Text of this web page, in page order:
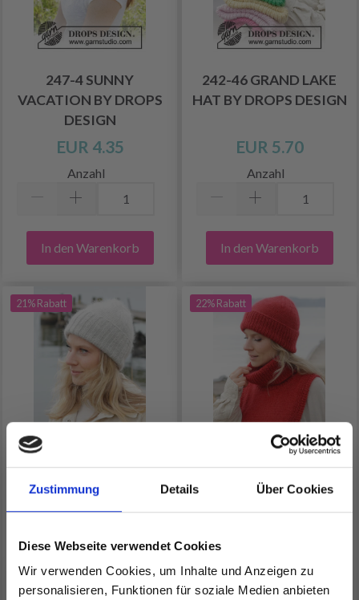
Zustimmung Details Über Cookies
Diese Webseite verwendet Cookies
Wir verwenden Cookies, um Inhalte und Anzeigen zu
personalisieren, Funktionen für soziale Medien anbieten
247-4 SUNNY
VACATION BY DROPS
DESIGN
EUR 4.35
Anzahl
In den Warenkorb
242-46 GRAND LAKE
HAT BY DROPS DESIGN
EUR 5.70
Anzahl
In den Warenkorb
21% Rabatt
242-48 SILVER DAY HAT
BY DROPS DESIGN
EUR 7.45
22% Rabatt
242-22 CARDINAL
SONG BY DROPS
EUR 21.45
Anzahl